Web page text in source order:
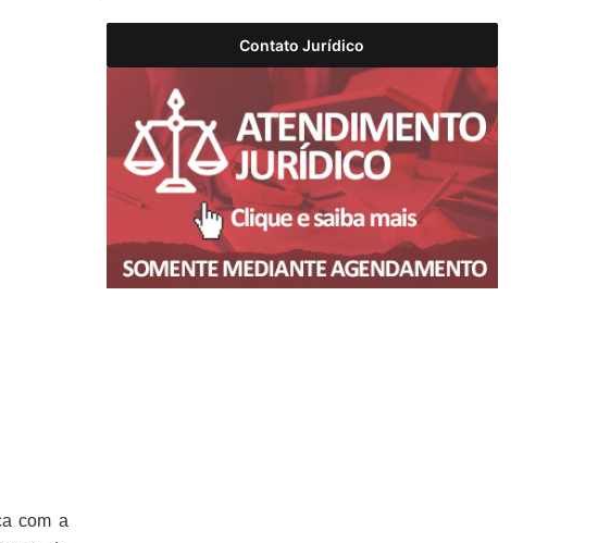
com a
Contato Jurídico